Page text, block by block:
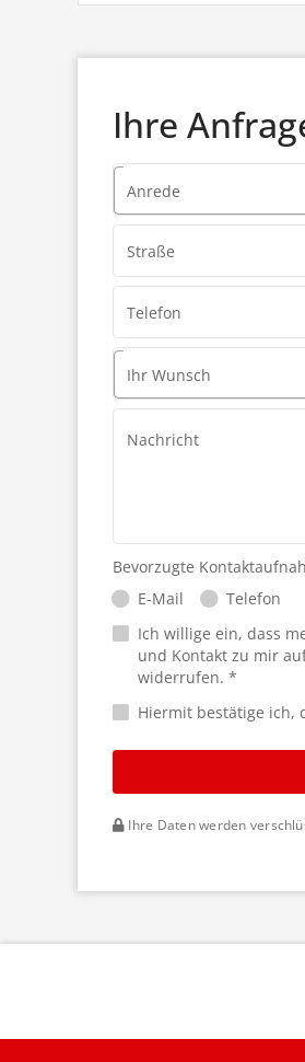
Ihre
Anrede
Straße
Telefon
Ihr Wunsch
Nachricht
Bevorzugte
E-Mail
Telefon
Ich willige ein, dass
und Kontakt zu mir
widerrufen. *
Hiermit bestätige ich,
Ihre Daten werden